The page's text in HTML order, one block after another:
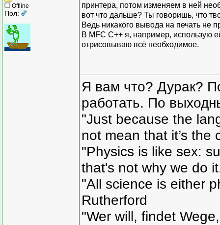
Offline
Пол:
принтера, потом изменяем в ней
вот что дальше? Ты говоришь, что
Ведь никакого вывода на печать не
В MFC С++ я, например, использую
отрисовываю всё необходимое.
Я вам что? Дурак?
работать. По
"Just because the
not mean that it’s the
"Physics is like sex:
that's not why we do
"All science is either
Rutherford
"Wer will, findet